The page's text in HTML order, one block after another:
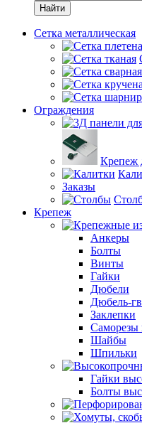
Найти
Сетка металлическая
Ограждения
Крепеж
Заказы
Крепеж
Анкеры
Болты
Винты
Гайки
Дюбели
Дюбель-
Заклепки
Шайбы
Шпильки
Гайки
Болты